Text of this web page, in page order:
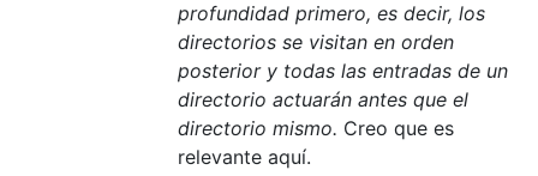
profundidad primero, es decir, los
directorios se visitan en orden
posterior y todas las entradas de un
directorio actuarán antes que el
directorio mismo. Creo que es
relevante aquí.